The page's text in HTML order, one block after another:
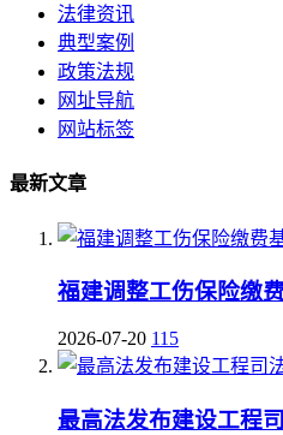
法律资讯
典型案例
政策法规
网址导航
网站标签
最新文章
福建调整工伤保险缴
2026-07-20 115
最高法发布建设工程